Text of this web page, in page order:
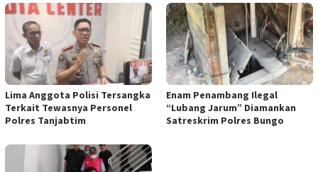
Lima Anggota Polisi Tersangka
Terkait Tewasnya Personel
Polres Tanjabtim
Enam Penambang Ilegal
“Lubang Jarum” Diamankan
Satreskrim Polres Bungo